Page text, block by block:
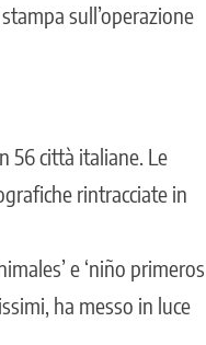
sull’operazione
56 città italiane. Le
rintracciate in
e ‘niño primeros
ha messo in luce